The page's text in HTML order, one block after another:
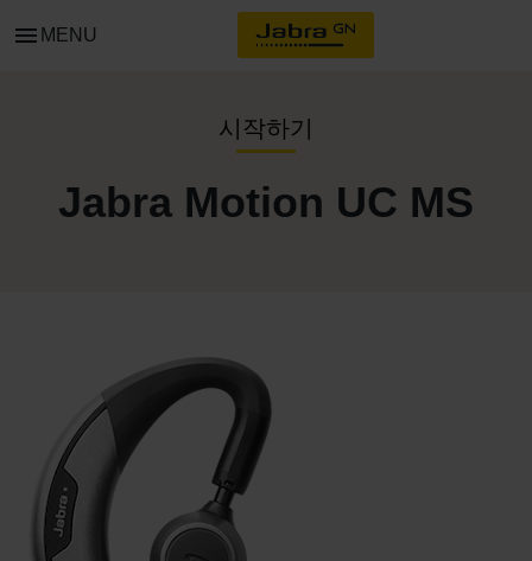
menu MENU
시작하기
Jabra Motion UC MS